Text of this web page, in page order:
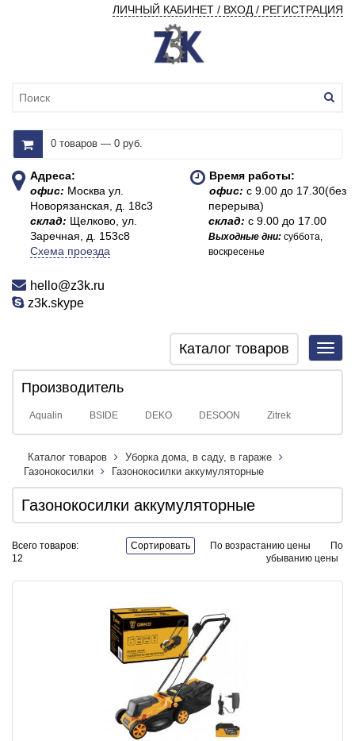
ЛИЧНЫЙ КАБИНЕТ / ВХОД / РЕГИСТРАЦИЯ
0 товаров — 0 руб.
Адреса:
офис: Москва ул.
Новорязанская, д. 18с3
склад: Щелково, ул.
Заречная, д. 153с8
Схема проезда
Время работы:
офис:с 9.00 до 17.30(без
перерыва)
склад:с 9.00 до 17.00
Выходные дни:суббота,
воскресенье
hello@z3k.ru
z3k.skype
Каталог товаров
Производитель
Aqualin BSIDE DEKO DESOON Zitrek
Каталог товаров
Уборка дома, в саду, в гараже
Газонокосилки
Газонокосилки аккумуляторные
Газонокосилки аккумуляторные
Всего товаров:
12
Сортировать По возрастанию цены
По
убыванию цены